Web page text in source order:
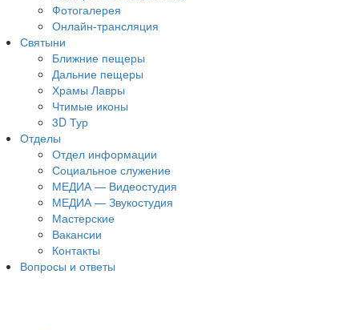
Фотогалерея
Онлайн-трансляция
Святыни
Ближние пещеры
Дальние пещеры
Храмы Лавры
Чтимые иконы
3D Тур
Отделы
Отдел информации
Социальное служение
МЕДИА — Видеостудия
МЕДИА — Звукостудия
Мастерские
Вакансии
Контакты
Вопросы и ответы